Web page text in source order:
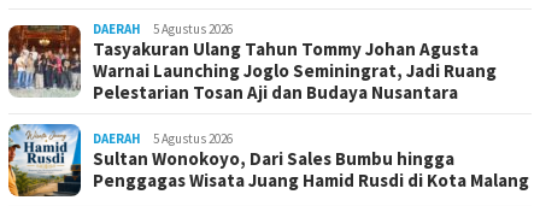
DAERAH 5 Agustus 2026
Tasyakuran Ulang Tahun Tommy Johan Agusta
Warnai Launching Joglo Seminingrat, Jadi Ruang
Pelestarian Tosan Aji dan Budaya Nusantara
DAERAH 5 Agustus 2026
Sultan Wonokoyo, Dari Sales Bumbu hingga
Penggagas Wisata Juang Hamid Rusdi di Kota Malang